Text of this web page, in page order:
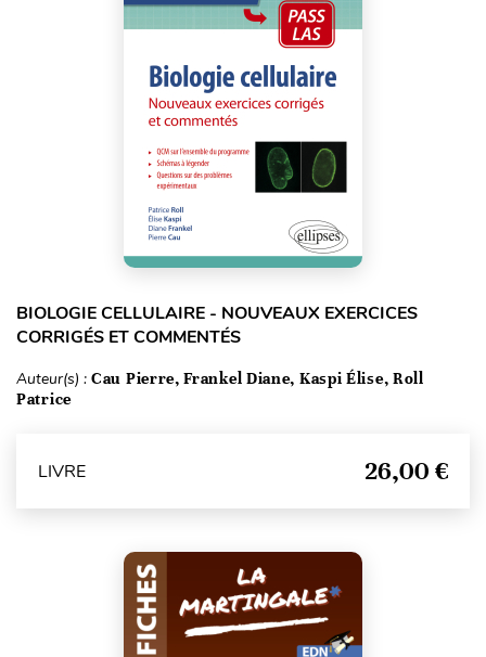
BIOLOGIE CELLULAIRE - NOUVEAUX EXERCICES
CORRIGÉS ET COMMENTÉS
Auteur(s) : Cau Pierre, Frankel Diane, Kaspi Élise, Roll
Patrice
LIVRE 26,00 €